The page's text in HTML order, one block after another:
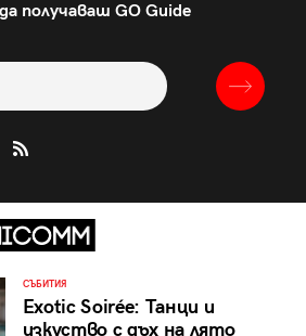
получаваш GO Guide
СЪБИТИЯ
Exotic Soirée: Танци и
изкуство с дъх на лято